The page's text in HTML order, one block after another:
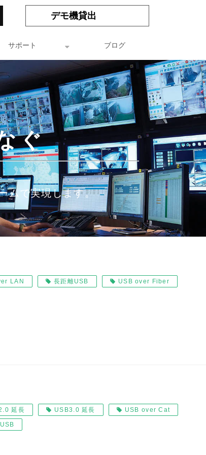
デモ機貸出
サポート ブログ
ぐ
ムで実現します。
LAN 長距離USB USB over Fiber
延長 USB3.0 延長 USB over Cat